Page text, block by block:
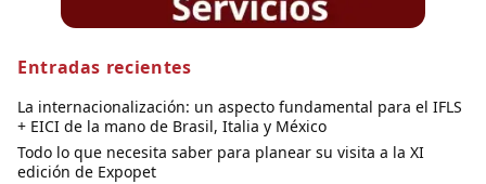
Entradas recientes
La internacionalización: un aspecto fundamental para el IFLS
+ EICI de la mano de Brasil, Italia y México
Todo lo que necesita saber para planear su visita a la XI
edición de Expopet